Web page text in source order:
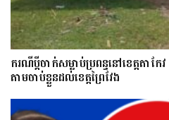
ករណីប្ដីចាក់សម្លាប់ប្រពន្ធនៅខេត្តតាក
តាមចាប់ខ្លួនដល់ខេត្តព្រៃវែង